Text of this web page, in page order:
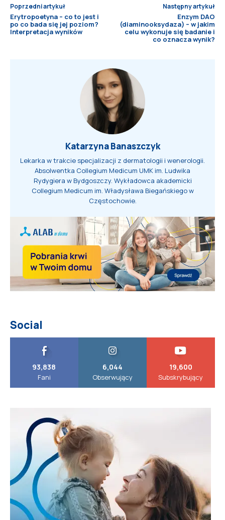
Poprzedni artykuł
Erytropoetyna – co to jest i
po co bada się jej poziom?
Interpretacja wyników
Następny artykuł
Enzym DAO
(diaminooksydaza) – w jakim
celu wykonuje się badanie i
co oznacza wynik?
Katarzyna Banaszczyk
Lekarka w trakcie specjalizacji z dermatologii i wenerologii.
Absolwentka Collegium Medicum UMK im. Ludwika
Rydygiera w Bydgoszczy. Wykładowca akademicki
Collegium Medicum im. Władysława Biegańskiego w
Częstochowie.
Social
93,838
Fani
6,044
Obserwujący
19,600
Subskrybujący